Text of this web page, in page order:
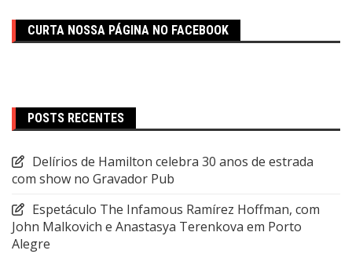
CURTA NOSSA PÁGINA NO FACEBOOK
POSTS RECENTES
Delírios de Hamilton celebra 30 anos de estrada
com show no Gravador Pub
Espetáculo The Infamous Ramírez Hoffman, com
John Malkovich e Anastasya Terenkova em Porto
Alegre